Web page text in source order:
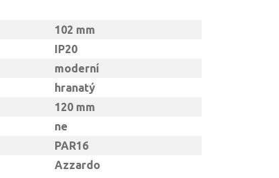
102 mm
IP20
moderní
hranatý
120 mm
ne
PAR16
Azzardo